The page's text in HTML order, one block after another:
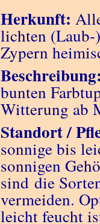
Herkunft:
lichten (Laub-
Zypern
bunten
Witterung ab
Standort /
sonnige bis
sonnigen
sind die
vermeiden.
leicht feucht